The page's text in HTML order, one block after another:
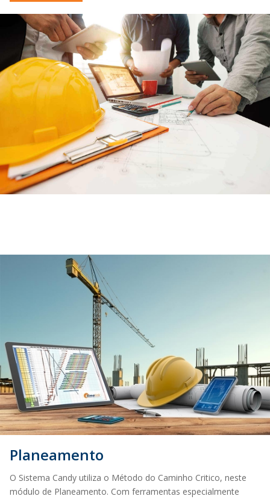
Planeamento
O Sistema Candy utiliza o Método do Caminho Critico, neste
módulo de Planeamento. Com ferramentas especialmente